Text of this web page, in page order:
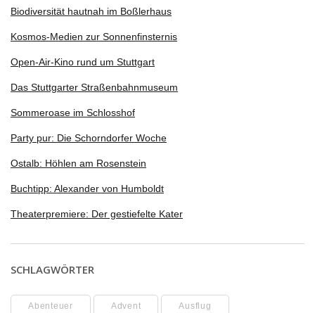
Biodiversität hautnah im Boßlerhaus
Kosmos-Medien zur Sonnenfinsternis
Open-Air-Kino rund um Stuttgart
Das Stuttgarter Straßenbahnmuseum
Sommeroase im Schlosshof
Party pur: Die Schorndorfer Woche
Ostalb: Höhlen am Rosenstein
Buchtipp: Alexander von Humboldt
Theaterpremiere: Der gestiefelte Kater
SCHLAGWÖRTER
Abenteuer Advent Ausflug